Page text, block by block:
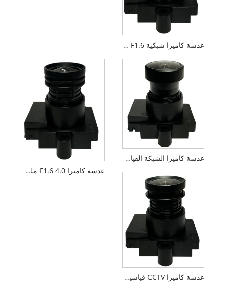
عدسة كاميرا شبكية F1.6 مقاس 4.0 مم 1/2.7 بوصة M12 PL066
عدسة كاميرا F1.6 4.0 ملم 1/2.7 بوصة M12 FPV بدون طيار
عدسة كاميرا الشبكة القياسية M12 F1.6 3.0 مم 1/2.7 بوصة
عدسة كاميرا CCTV قياسية M12 F1.6 2.8 مم 1/2.7 بوصة